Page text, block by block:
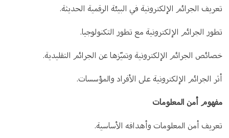
تعريف الجرائم الإلكترونية في البيئة الرقمية الحديثة.
تطور الجرائم الإلكترونية مع تطور التكنولوجيا.
خصائص الجرائم الإلكترونية وتميّزها عن الجرائم التقليدية.
أثر الجرائم الإلكترونية على الأفراد والمؤسسات.
مفهوم أمن المعلومات
تعريف أمن المعلومات وأهدافه الأساسية.